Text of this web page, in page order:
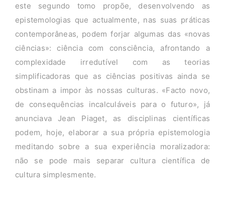
este segundo tomo propõe, desenvolvendo as
epistemologias que actualmente, nas suas práticas
contemporâneas, podem forjar algumas das «novas
ciências»: ciência com consciência, afrontando a
complexidade irredutível com as teorias
simplificadoras que as ciências positivas ainda se
obstinam a impor às nossas culturas. «Facto novo,
de consequências incalculáveis para o futuro», já
anunciava Jean Piaget, as disciplinas científicas
podem, hoje, elaborar a sua própria epistemologia
meditando sobre a sua experiência moralizadora:
não se pode mais separar cultura científica de
cultura simplesmente.